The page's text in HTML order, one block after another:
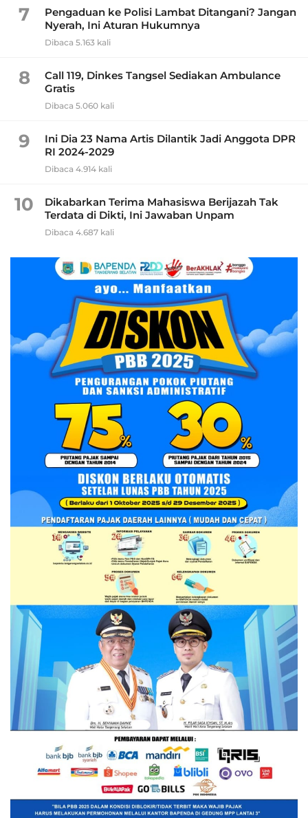
7
Pengaduan ke Polisi Lambat Ditangani? Jangan
Nyerah, Ini Aturan Hukumnya
Dibaca 5.163 kali
8
Call 119, Dinkes Tangsel Sediakan Ambulance
Gratis
Dibaca 5.060 kali
9
Ini Dia 23 Nama Artis Dilantik Jadi Anggota DPR
RI 2024-2029
Dibaca 4.914 kali
10
Dikabarkan Terima Mahasiswa Berijazah Tak
Terdata di Dikti, Ini Jawaban Unpam
Dibaca 4.687 kali